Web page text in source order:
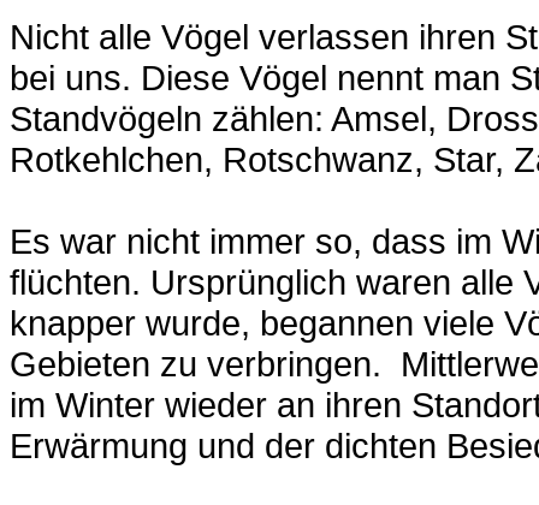
Nicht alle Vögel verlassen ihren
bei uns. Diese Vögel nennt man
Standvögeln zählen: Amsel,
Rotkehlchen, Rotschwanz, Star,
Es war nicht immer so, dass im
flüchten. Ursprünglich waren alle
knapper wurde, begannen viele
Gebieten zu verbringen.
im Winter wieder an ihren
Erwärmung und der dichten